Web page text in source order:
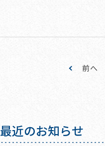
前へ
最近のお知らせ